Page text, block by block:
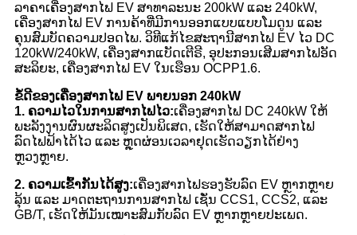
ລາຄາເຄື່ອງສາກໄຟ EV ສາທາລະນະ 200kW ແລະ 240kW,
ເຄື່ອງສາກໄຟ EV ການຄ້າທີ່ມີການອອກແບບແບບໂມດູນ ແລະ
ຄຸນສົມບັດຄວາມປອດໄພ. ວິທີແກ້ໄຂສະຖານີສາກໄຟ EV ໄວ DC
120kW/240kW, ເຄື່ອງສາກແບັດເຕີຣີ, ອຸປະກອນເສີມສາກໄຟອັດ
ສະລິຍະ, ເຄື່ອງສາກໄຟ EV ໃນເຮືອນ OCPP1.6.
ຂໍ້ດີຂອງເຄື່ອງສາກໄຟ EV ພາຍນອກ 240kW
1. ຄວາມໄວໃນການສາກໄຟໄວ:ເຄື່ອງສາກໄຟ DC 240kW ໃຫ້
ພະລັງງານຜົນຜະລິດສູງເປັນພິເສດ, ເຮັດໃຫ້ສາມາດສາກໄຟ
ລົດໄຟຟ້າໄດ້ໄວ ແລະ ຫຼຸດຜ່ອນເວລາຢຸດເຮັດວຽກໄດ້ຢ່າງ
ຫຼວງຫຼາຍ.
2. ຄວາມເຂົ້າກັນໄດ້ສູງ:ເຄື່ອງສາກໄຟຮອງຮັບລົດ EV ຫຼາກຫຼາຍ
ລຸ້ນ ແລະ ມາດຕະຖານການສາກໄຟ ເຊັ່ນ CCS1, CCS2, ແລະ
GB/T, ເຮັດໃຫ້ມັນເໝາະສົມກັບລົດ EV ຫຼາກຫຼາຍປະເພດ.